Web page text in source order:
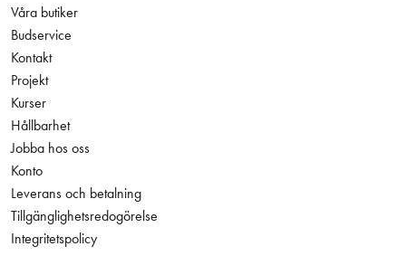
Våra butiker
Budservice
Kontakt
Projekt
Kurser
Hållbarhet
Jobba hos oss
Konto
Leverans och betalning
Tillgänglighetsredogörelse
Integritetspolicy